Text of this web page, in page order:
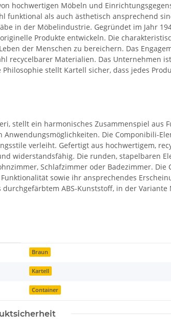
hochwertigen Möbeln und
funktional als auch ästhetisch ansprechend
in der Möbelindustrie. Gegründet im Jahr
Produkte entwickeln. Die
der Menschen zu bereichern. Das
recycelbarer Materialien. Das Unternehmen
stellt Kartell sicher, dass jedes
stellt ein harmonisches Zusammenspiel aus
Die Componibili-
verleiht. Gefertigt aus hochwertigem,
widerstandsfähig. Die runden, stapelbaren
Schlafzimmer oder Badezimmer.
sowie ihr ansprechendes
ABS-Kunststoff, in der Variante
Braun
Kartell
Container